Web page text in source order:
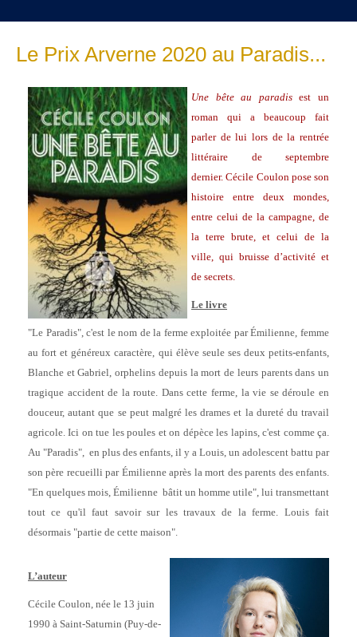
Le Prix Arverne 2020 au Paradis...
Une bête au paradisest un
roman qui a beaucoup fait
parler de lui lors de la rentrée
littéraire de septembre
dernier. Cécile Coulon pose son
histoire entre deux mondes,
entre celui de la campagne, de
la terre brute, et celui de la
ville, qui bruisse d’activité et
de secrets.
Le livre
"Le Paradis", c'est le nom de la ferme exploitée par Émilienne, femme
au fort et généreux caractère, qui élève seule ses deux petits-enfants,
Blanche et Gabriel, orphelins depuis la mort de leurs parents dans un
tragique accident de la route. Dans cette ferme, la vie se déroule en
douceur, autant que se peut malgré les drames et la dureté du travail
agricole. Ici on tue les poules et on dépèce les lapins, c'est comme ça.
Au "Paradis", en plus des enfants, il y a Louis, un adolescent battu par
son père recueilli par Émilienne après la mort des parents des enfants.
"En quelques mois, Émilienne bâtit un homme utile", lui transmettant
tout ce qu'il faut savoir sur les travaux de la ferme. Louis fait
désormais "partie de cette maison".
L’auteur
Cécile Coulon, née le 13 juin
1990 à Saint-Saturnin (Puy-de-